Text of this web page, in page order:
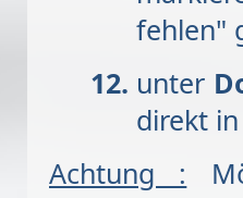
fehlen"
unter
direkt
Achtung :